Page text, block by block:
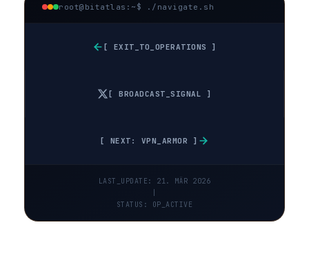
root@bitatlas:~ $ ./navigate.sh
[ EXIT_TO_OPERATIONS ]
[ BROADCAST_SIGNAL ]
[ NEXT: VPN_ARMOR ]
LAST_UPDATE: 21. MÄR 2026
STATUS: OP_ACTIVE